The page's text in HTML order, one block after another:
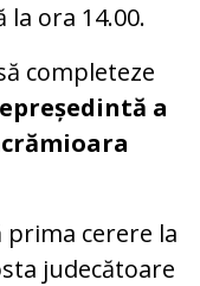
ora 14.00.
completeze
a
cerere la
judecătoare